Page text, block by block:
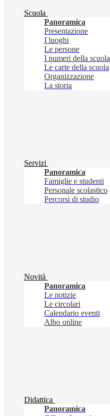
Scuola
Panoramica
Presentazione
I luoghi
Le persone
I numeri della scuola
Le carte della scuola
Organizzazione
La storia
Servizi
Panoramica
Famiglie e studenti
Personale scolastico
Percorsi di studio
Novità
Panoramica
Le notizie
Le circolari
Calendario eventi
Albo online
Didattica
Panoramica